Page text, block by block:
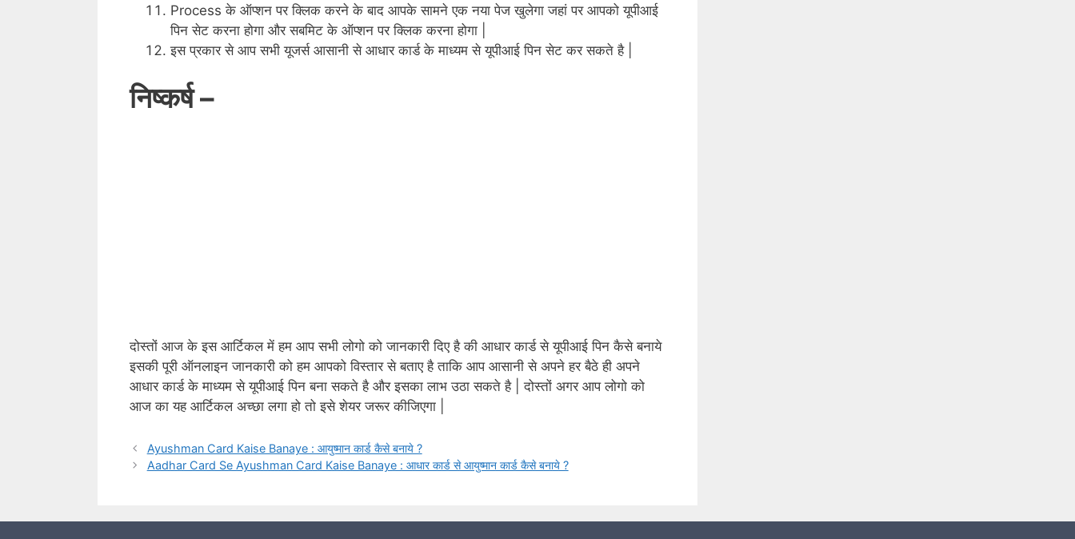
Process के ऑप्शन पर क्लिक करने के बाद आपके सामने एक नया पेज खुलेगा जहां पर आपको यूपीआई
पिन सेट करना होगा और सबमिट के ऑप्शन पर क्लिक करना होगा |
इस प्रकार से आप सभी यूजर्स आसानी से आधार कार्ड के माध्यम से यूपीआई पिन सेट कर सकते है |
निष्कर्ष –
दोस्तों आज के इस आर्टिकल में हम आप सभी लोगो को जानकारी दिए है की आधार कार्ड से यूपीआई पिन कैसे बनाये
इसकी पूरी ऑनलाइन जानकारी को हम आपको विस्तार से बताए है ताकि आप आसानी से अपने हर बैठे ही अपने
आधार कार्ड के माध्यम से यूपीआई पिन बना सकते है और इसका लाभ उठा सकते है | दोस्तों अगर आप लोगो को
आज का यह आर्टिकल अच्छा लगा हो तो इसे शेयर जरूर कीजिएगा |
Ayushman Card Kaise Banaye : आयुष्मान कार्ड कैसे बनाये ?
Aadhar Card Se Ayushman Card Kaise Banaye : आधार कार्ड से आयुष्मान कार्ड कैसे बनाये ?